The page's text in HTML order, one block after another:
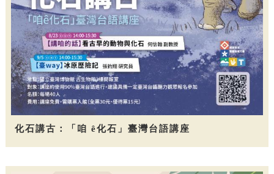
化石講古：「咱 ê化石」臺灣台語講座